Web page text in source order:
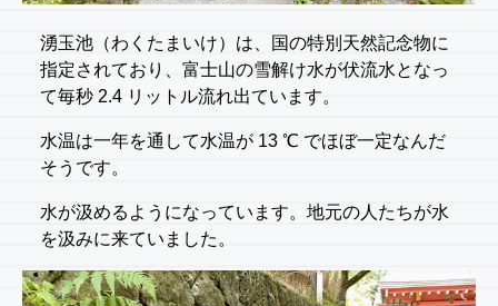
湧玉池（わくたまいけ）は、国の特別天然記念物に
指定されており、富士山の雪解け水が伏流水となっ
て毎秒 2.4 リットル流れ出ています。
水温は一年を通して水温が 13 ℃ でほぼ一定なんだ
そうです。
水が汲めるようになっています。地元の人たちが水
を汲みに来ていました。